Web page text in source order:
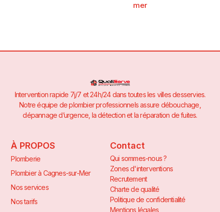
mer
Intervention rapide 7j/7 et 24h/24 dans toutes les villes desservies.
Notre équipe de plombier professionnels assure débouchage,
dépannage d’urgence, la détection et la réparation de fuites.
À PROPOS
Plomberie
Plombier à Cagnes-sur-Mer
Nos services
Nos tarifs
Contact
Qui sommes-nous ?
Zones d'interventions
Recrutement
Charte de qualité
Politique de confidentialité
Mentions légales